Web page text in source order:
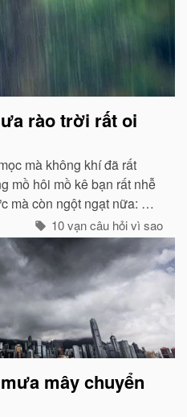
rào trời rất oi
mà không khí đã rất
mồ hôi mồ kê bạn rất nhễ
mà còn ngột ngạt nữa: Đó
một cơn mưa rào...
10 vạn câu hỏi vì sao
mây chuyển